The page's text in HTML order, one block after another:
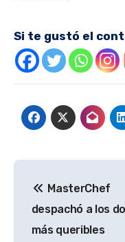
Si te gustó el
de
entradas
MasterChef
despachó a los
más queribles